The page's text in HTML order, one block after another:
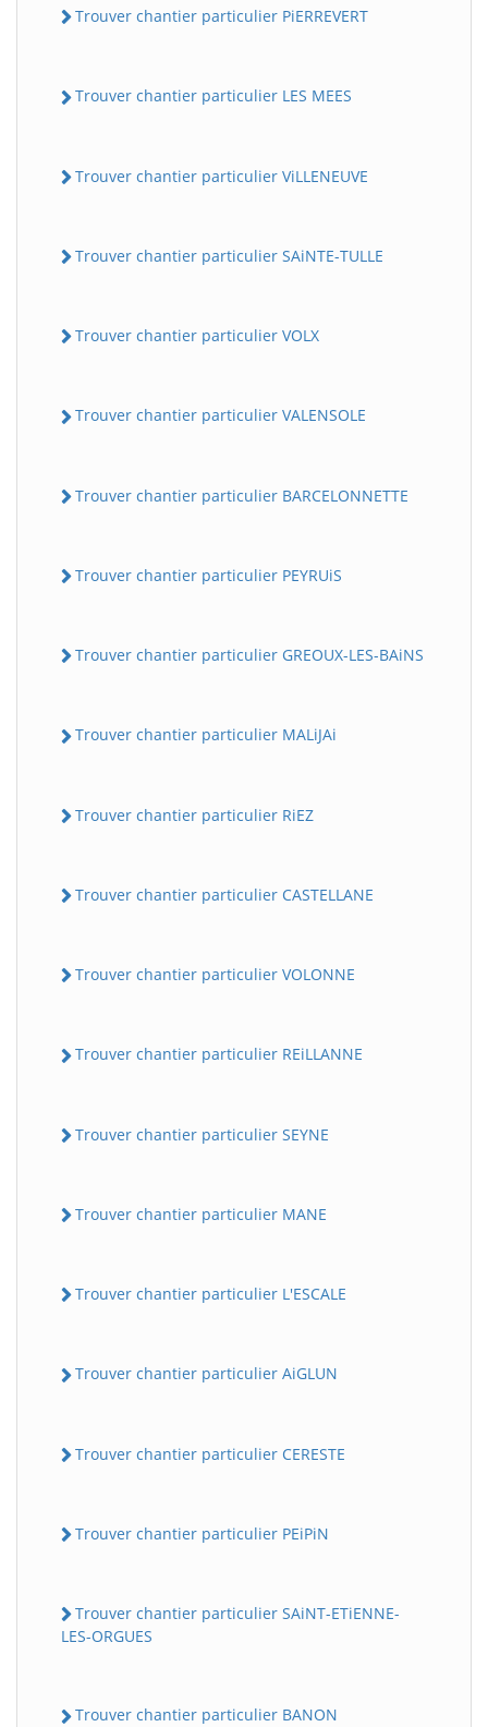
Trouver chantier particulier PiERREVERT
Trouver chantier particulier LES MEES
Trouver chantier particulier ViLLENEUVE
Trouver chantier particulier SAiNTE-TULLE
Trouver chantier particulier VOLX
Trouver chantier particulier VALENSOLE
Trouver chantier particulier BARCELONNETTE
Trouver chantier particulier PEYRUiS
Trouver chantier particulier GREOUX-LES-BAiNS
Trouver chantier particulier MALiJAi
Trouver chantier particulier RiEZ
Trouver chantier particulier CASTELLANE
Trouver chantier particulier VOLONNE
Trouver chantier particulier REiLLANNE
Trouver chantier particulier SEYNE
Trouver chantier particulier MANE
Trouver chantier particulier L'ESCALE
Trouver chantier particulier AiGLUN
Trouver chantier particulier CERESTE
Trouver chantier particulier PEiPiN
Trouver chantier particulier SAiNT-ETiENNE-
LES-ORGUES
Trouver chantier particulier BANON